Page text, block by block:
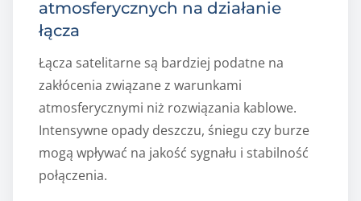
atmosferycznych na działanie
łącza
Łącza satelitarne są bardziej podatne na
zakłócenia związane z warunkami
atmosferycznymi niż rozwiązania kablowe.
Intensywne opady deszczu, śniegu czy burze
mogą wpływać na jakość sygnału i stabilność
połączenia.